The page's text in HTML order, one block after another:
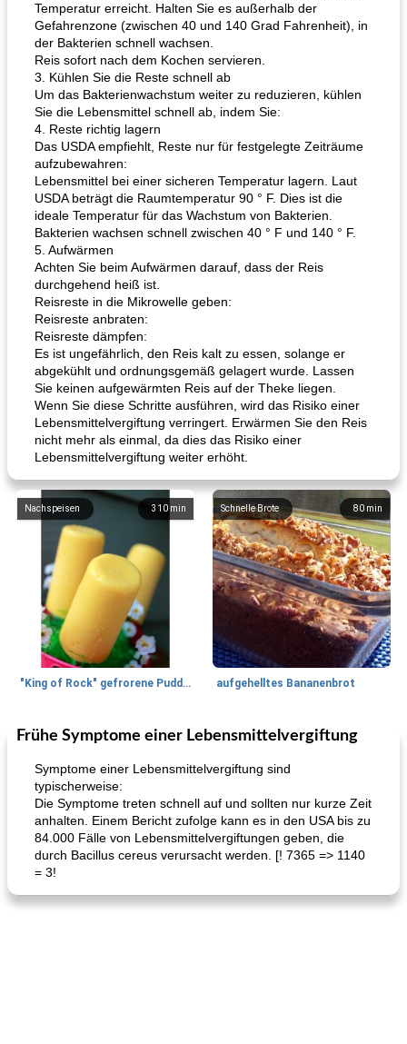
Temperatur erreicht. Halten Sie es außerhalb der
Gefahrenzone (zwischen 40 und 140 Grad Fahrenheit), in
der Bakterien schnell wachsen.
Reis sofort nach dem Kochen servieren.
3. Kühlen Sie die Reste schnell ab
Um das Bakterienwachstum weiter zu reduzieren, kühlen
Sie die Lebensmittel schnell ab, indem Sie:
4. Reste richtig lagern
Das USDA empfiehlt, Reste nur für festgelegte Zeiträume
aufzubewahren:
Lebensmittel bei einer sicheren Temperatur lagern. Laut
USDA beträgt die Raumtemperatur 90 ° F. Dies ist die
ideale Temperatur für das Wachstum von Bakterien.
Bakterien wachsen schnell zwischen 40 ° F und 140 ° F.
5. Aufwärmen
Achten Sie beim Aufwärmen darauf, dass der Reis
durchgehend heiß ist.
Reisreste in die Mikrowelle geben:
Reisreste anbraten:
Reisreste dämpfen:
Es ist ungefährlich, den Reis kalt zu essen, solange er
abgekühlt und ordnungsgemäß gelagert wurde. Lassen
Sie keinen aufgewärmten Reis auf der Theke liegen.
Wenn Sie diese Schritte ausführen, wird das Risiko einer
Lebensmittelvergiftung verringert. Erwärmen Sie den Reis
nicht mehr als einmal, da dies das Risiko einer
Lebensmittelvergiftung weiter erhöht.
310 min
Nachspeisen
"King of Rock" gefrorene Pudding Pops
80 min
Schnelle Brote
aufgehelltes Bananenbrot
27min
Mittagessen / Snacks
Hühnchen, Süßkartoffelsuppe
50
Potluck Desserts
Bananen-Sahne-Torte mit Schokoladenglasur
Frühe Symptome einer Lebensmittelvergiftung
Symptome einer Lebensmittelvergiftung sind
typischerweise:
Die Symptome treten schnell auf und sollten nur kurze Zeit
anhalten. Einem Bericht zufolge kann es in den USA bis zu
84.000 Fälle von Lebensmittelvergiftungen geben, die
durch Bacillus cereus verursacht werden. [! 7365 => 1140
= 3!